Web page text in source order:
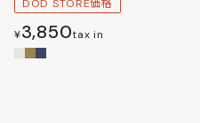
DOD STORE価格
¥3,850tax in